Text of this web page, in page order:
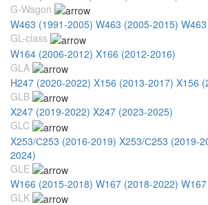
G-Wagon
W463 (1991-2005) W463 (2005-2015)
GL-class
W164 (2006-2012) X166 (2012-2016)
GLA
H247 (2020-2022) X156 (2013-2017) X156
GLB
X247 (2019-2022) X247 (2023-2025)
GLC
X253/С253 (2016-2019) X253/С253 (2019-
2024)
GLE
W166 (2015-2018) W167 (2018-2022)
GLK